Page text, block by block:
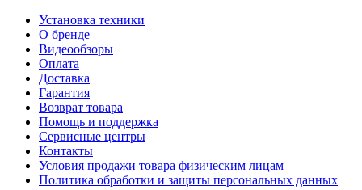
Установка техники
О бренде
Видеообзоры
Оплата
Доставка
Гарантия
Возврат товара
Помощь и поддержка
Сервисные центры
Контакты
Условия продажи товара физическим лицам
Политика обработки и защиты персональных данных